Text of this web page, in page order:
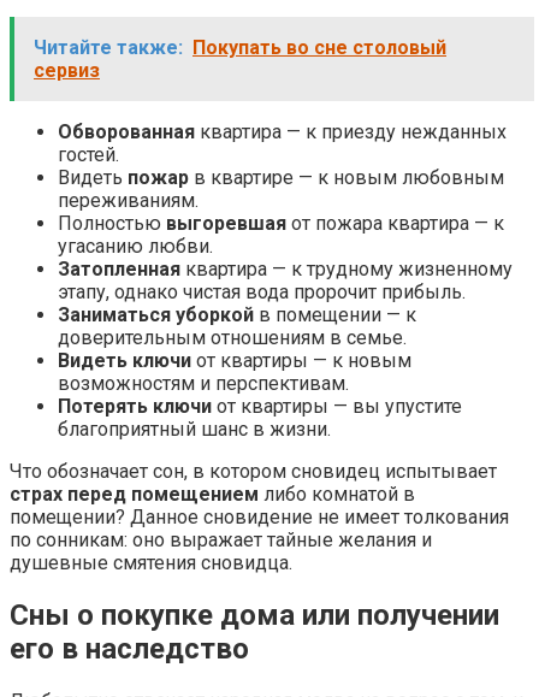
Читайте также:
Покупать во сне столовый
сервиз
Обворованная квартира — к приезду нежданных
гостей.
Видеть пожар в квартире — к новым любовным
переживаниям.
Полностью выгоревшая от пожара квартира — к
угасанию любви.
Затопленная квартира — к трудному жизненному
этапу, однако чистая вода пророчит прибыль.
Заниматься уборкой в помещении — к
доверительным отношениям в семье.
Видеть ключи от квартиры — к новым
возможностям и перспективам.
Потерять ключи от квартиры — вы упустите
благоприятный шанс в жизни.
Что обозначает сон, в котором сновидец испытывает
страх перед помещением либо комнатой в
помещении? Данное сновидение не имеет толкования
по сонникам: оно выражает тайные желания и
душевные смятения сновидца.
Сны о покупке дома или получении
его в наследство